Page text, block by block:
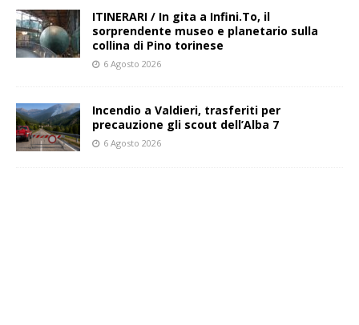
ITINERARI / In gita a Infini.To, il
sorprendente museo e planetario sulla
collina di Pino torinese
6 Agosto 2026
Incendio a Valdieri, trasferiti per
precauzione gli scout dell’Alba 7
6 Agosto 2026